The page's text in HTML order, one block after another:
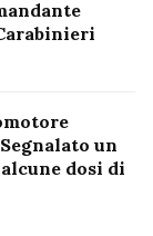
un
dosi di